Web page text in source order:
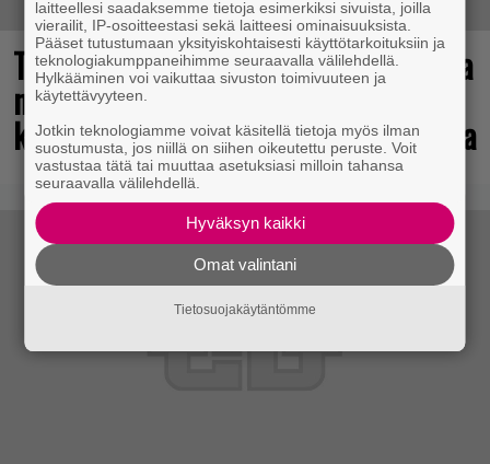
Tulevasta Resident Evil -uusioversiosta
näyttäisi tulevan menestys – jo yli
kahden miljoonan pelaajan toivelistalla
laitteellesi saadaksemme tietoja esimerkiksi sivuista, joilla
vierailit, IP-osoitteestasi sekä laitteesi ominaisuuksista.
Pääset tutustumaan yksityiskohtaisesti käyttötarkoituksiin ja
teknologiakumppaneihimme seuraavalla välilehdellä.
Hylkääminen voi vaikuttaa sivuston toimivuuteen ja
käytettävyyteen.
Jotkin teknologiamme voivat käsitellä tietoja myös ilman
suostumusta, jos niillä on siihen oikeutettu peruste. Voit
vastustaa tätä tai muuttaa asetuksiasi milloin tahansa
seuraavalla välilehdellä.
Hyväksyn kaikki
Omat valintani
Tietosuojakäytäntömme